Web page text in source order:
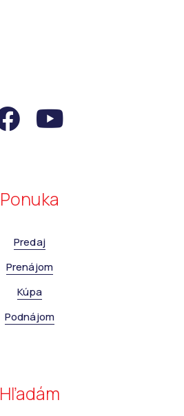
Ponuka
Predaj
Prenájom
Kúpa
Podnájom
Hľadám